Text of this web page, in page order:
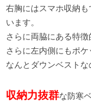
右胸にはスマホ収納
います。
さらに両脇にある特
さらに左内側にもポケ
なんとダウンベスト
収納力抜群な防寒